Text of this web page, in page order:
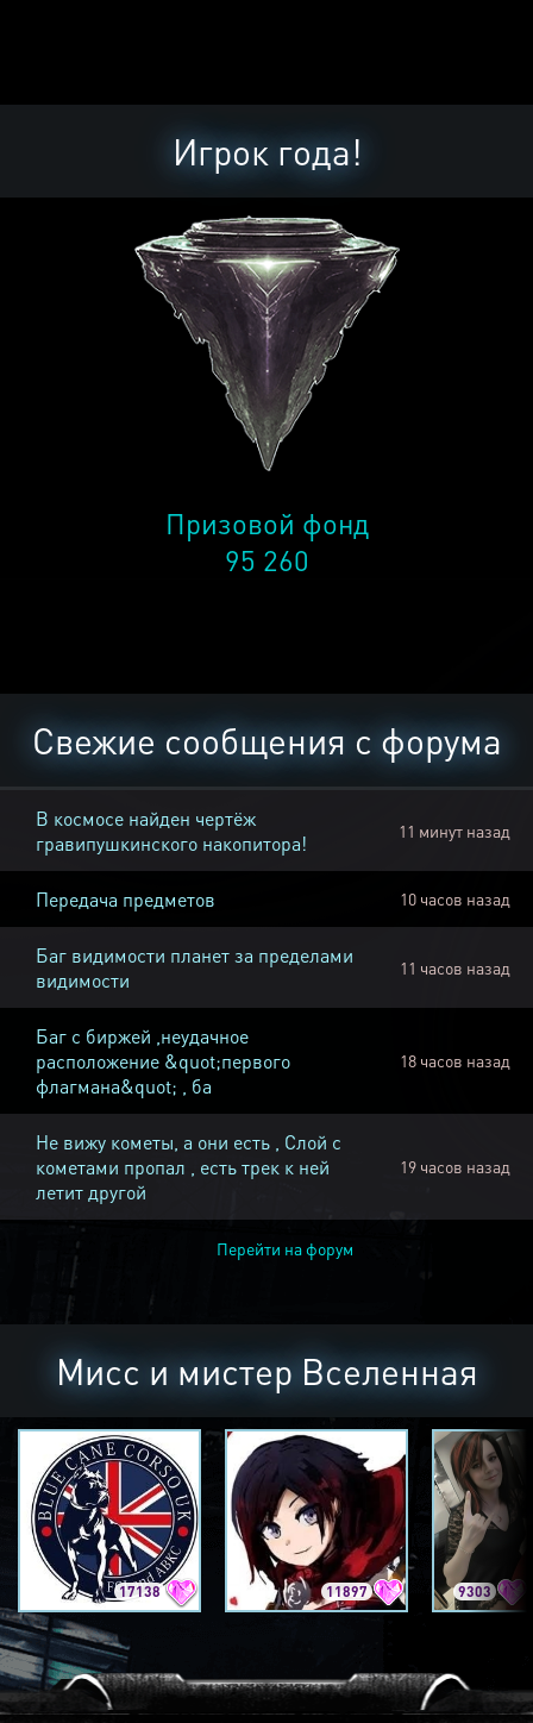
Игрок года!
Призовой фонд
95 260
Свежие сообщения с форума
В космосе найден чертёж
гравипушкинского накопитора!
11 минут назад
Передача предметов 10 часов назад
Баг видимости планет за пределами
видимости
11 часов назад
Баг с биржей ,неудачное
расположение &quot;первого
флагмана&quot; , ба
18 часов назад
Не вижу кометы, а они есть , Слой с
кометами пропал , есть трек к ней
летит другой
19 часов назад
Перейти на форум
Мисс и мистер Вселенная
17138 11897 9303